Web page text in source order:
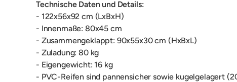
Technische Daten und Details:
- 122x56x92 cm (LxBxH)
- Innenmaße: 80x45 cm
- Zusammengeklappt: 90x55x30 cm (HxBxL)
- Zuladung: 80 kg
- Eigengewicht: 16 kg
- PVC-Reifen sind pannensicher sowie kugelgelagert